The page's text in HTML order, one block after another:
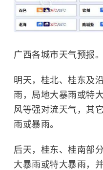
广西各城市天气预报
明天，桂北、桂东及
雨，局地大暴雨或特
风等强对流天气，其
雨或暴雨。
后天，桂东、桂南部
大暴雨或特大暴雨，